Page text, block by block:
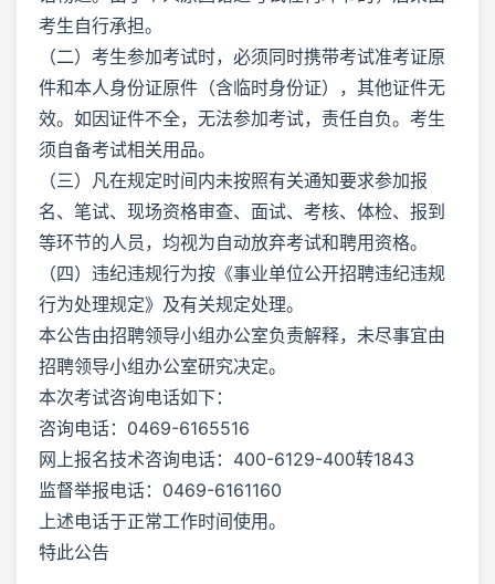
考生自行承担。
（二）考生参加考试时，必须同时携带考试准考证原
件和本人身份证原件（含临时身份证），其他证件无
效。如因证件不全，无法参加考试，责任自负。考生
须自备考试相关用品。
（三）凡在规定时间内未按照有关通知要求参加报
名、笔试、现场资格审查、面试、考核、体检、报到
等环节的人员，均视为自动放弃考试和聘用资格。
（四）违纪违规行为按《事业单位公开招聘违纪违规
行为处理规定》及有关规定处理。
本公告由招聘领导小组办公室负责解释，未尽事宜由
招聘领导小组办公室研究决定。
本次考试咨询电话如下：
咨询电话：0469-6165516
网上报名技术咨询电话：400-6129-400转1843
监督举报电话：0469-6161160
上述电话于正常工作时间使用。
特此公告